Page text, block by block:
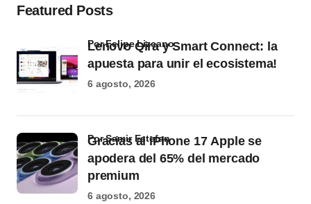
Featured Posts
Lenovo Qira y Smart Connect: la
apuesta para unir el ecosistema!
por Felipe Lizcano
6 agosto, 2026
Gracias al iPhone 17 Apple se
apodera del 65% del mercado
premium
por Samir Estefan
6 agosto, 2026